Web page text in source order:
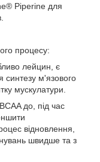
Piperine для
процесу:
лейцин, є
синтезу м'язового
мускулатури.
до, під час
відновлення,
швидше та з